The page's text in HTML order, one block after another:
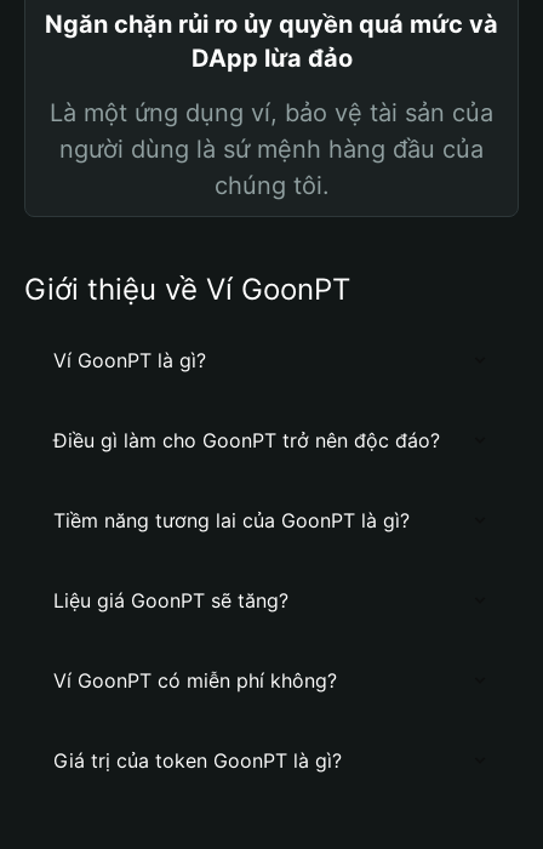
Ngăn chặn rủi ro ủy quyền quá mức và
DApp lừa đảo
Là một ứng dụng ví, bảo vệ tài sản của
người dùng là sứ mệnh hàng đầu của
chúng tôi.
Giới thiệu về Ví GoonPT
Ví GoonPT là gì?
Điều gì làm cho GoonPT trở nên độc đáo?
Tiềm năng tương lai của GoonPT là gì?
Liệu giá GoonPT sẽ tăng?
Ví GoonPT có miễn phí không?
Giá trị của token GoonPT là gì?